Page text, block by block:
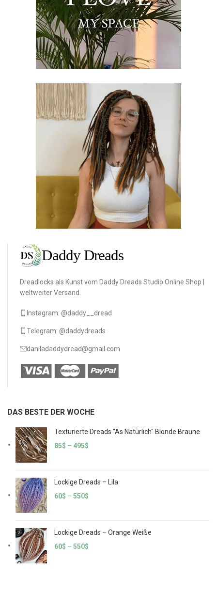
Dreadlocks als Kunst vom Daddy Dreads Studio Online Shop |
weltweiter Versand.
Instagram: @daddy__dread
Telegram: @daddydreads
daniladaddydread@gmail.com
DAS BESTE DER WOCHE
Texturierte Dreads "As Natürlich" Blonde Braune
85$ – 495$
Lockige Dreads – Lila
60$ – 550$
Lockige Dreads – Orange Weiße
60$ – 550$